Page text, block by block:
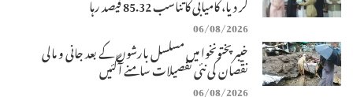
06/08/2026
خیبرپختونخوا میں مسلسل بارشوں کے بعد جانی و مالی
نقصان کی نئی تفصیلات سامنے آگئیں
06/08/2026